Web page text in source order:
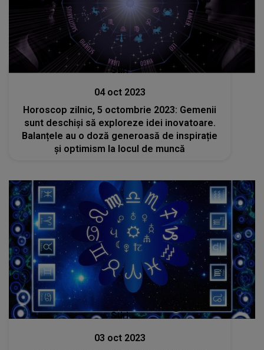
Stiri
04 oct 2023
Horoscop zilnic, 5 octombrie 2023: Gemenii
sunt deschiși să exploreze idei inovatoare.
Balanțele au o doză generoasă de inspirație
și optimism la locul de muncă
Stiri
03 oct 2023